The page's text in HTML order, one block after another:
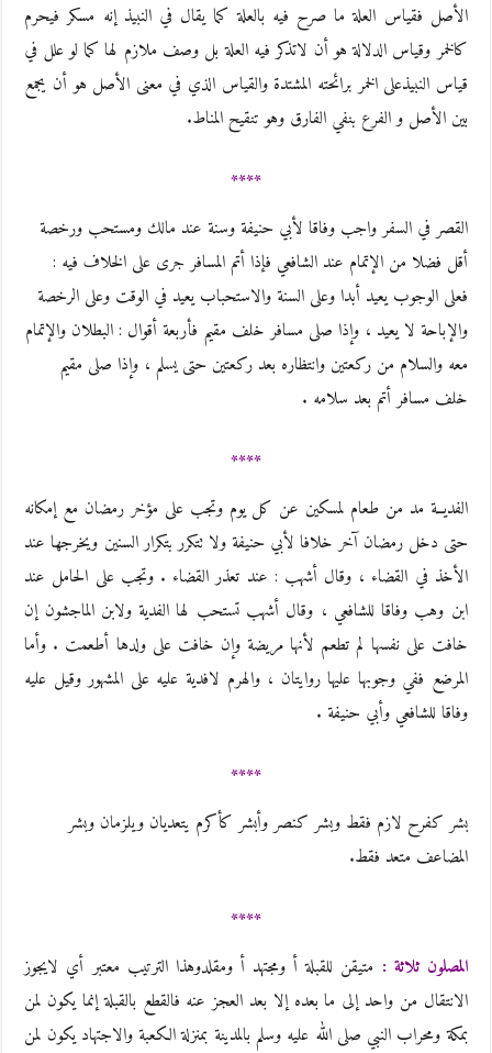
الأصل فقياس العلة ما صرح فيه بالعلة كما يقال في النبيذ إنه مسكر فيحرم
كالخمر وقياس الدلالة هو أن لاتذكر فيه العلة بل وصف ملازم لها كما لو علل في
قياس النبيذعلى الخمر برائحته المشتدة والقياس الذي في معنى الأصل هو أن يجمع
بين الأصل و الفرع بنفي الفارق وهو تنقيح المناط.
****
القصر في السفر واجب وفاقا لأبي حنيفة وسنة عند مالك ومستحب ورخصة
أقل فضلا من الإتمام عند الشافعي فإذا أتم المسافر جرى على الخلاف فيه :
فعلى الوجوب يعيد أبدا وعلى السنة والاستحباب يعيد في الوقت وعلى الرخصة
والإباحة لا يعيد ، وإذا صلى مسافر خلف مقيم فأربعة أقوال : البطلان والإتمام
معه والسلام من ركعتين وانتظاره بعد ركعتين حتى يسلم ، وإذا صلى مقيم
خلف مسافر أتم بعد سلامه .
****
الفديــة مد من طعام لمسكين عن كل يوم وتجب على مؤخر رمضان مع إمكانه
حتى دخل رمضان آخر خلافا لأبي حنيفة ولا تتكرر بتكرار السنين ويخرجها عند
الأخذ في القضاء ، وقال أشهب : عند تعذر القضاء . وتجب على الحامل عند
ابن وهب وفاقا للشافعي ، وقال أشهب تستحب لها الفدية ولابن الماجشون إن
خافت على نفسها لم تطعم لأنها مريضة وإن خافت على ولدها أطعمت . وأما
المرضع ففي وجوبها عليها روايتان ، والهرم لافدية عليه على المشهور وقيل عليه
وفاقا للشافعي وأبي حنيفة .
****
بشر كفرح لازم فقط وبشر كنصر وأبشر كأكرم يتعديان ويلزمان وبشر
المضاعف متعد فقط.
****
المصلون ثلاثة : متيقن للقبلة أ ومجتهد أ ومقلدوهذا الترتيب معتبر أي لايجوز
الانتقال من واحد إلى ما بعده إلا بعد العجز عنه فالقطع بالقبلة إنما يكون لمن
بمكة ومحراب النبي صلى الله عليه وسلم بالمدينة بمنزلة الكعبة والاجتهاد يكون لمن